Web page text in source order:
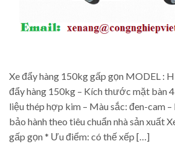
Xe đẩy hàng 150kg gấp gọn MODEL :
đẩy hàng 150kg – Kích thước mặt bàn
liệu thép hợp kim – Màu sắc: đen-cam
bảo hành theo tiêu chuẩn nhà sản xuất
gấp gọn * Ưu điểm: có thế xếp […]